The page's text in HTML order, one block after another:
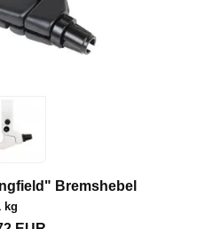
Bremshebel
kg